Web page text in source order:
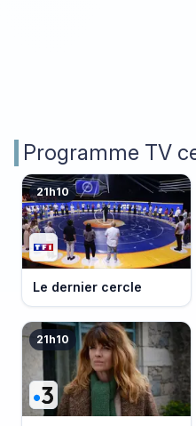
Programme TV
21h10
Le dernier cercle
21h10